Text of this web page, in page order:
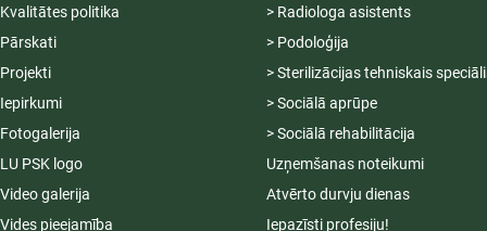
Kvalitātes politika
Pārskati
Projekti
Iepirkumi
Fotogalerija
LU PSK logo
Video galerija
Vides pieejamība
> Radiologa asistents
> Podoloģija
> Sterilizācijas tehniskais
> Sociālā aprūpe
> Sociālā rehabilitācija
Uzņemšanas noteikumi
Atvērto durvju dienas
Iepazīsti profesiju!